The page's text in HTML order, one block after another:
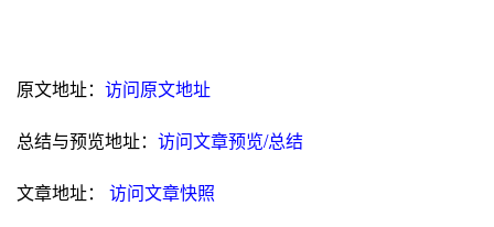
原文地址： 访问原文地址
总结与预览地址： 访问文章预览/总结
文章地址： 访问文章快照